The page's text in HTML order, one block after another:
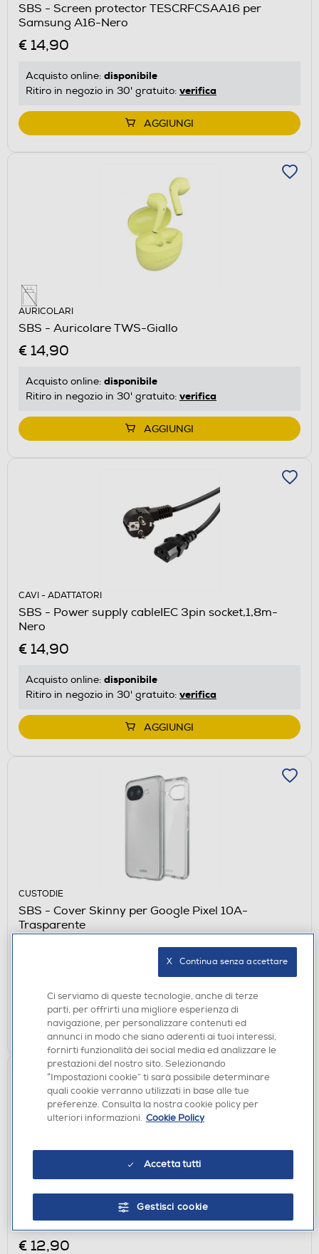
SBS - Screen protector TESCRFCSAA16 per
Samsung A16-Nero
€ 14,90
Acquisto online: disponibile
Ritiro in negozio in 30' gratuito: verifica
AGGIUNGI
AURICOLARI
SBS - Auricolare TWS-Giallo
€ 14,90
Acquisto online: disponibile
Ritiro in negozio in 30' gratuito: verifica
AGGIUNGI
CAVI - ADATTATORI
SBS - Power supply cableIEC 3pin socket,1,8m-
Nero
€ 14,90
Acquisto online: disponibile
Ritiro in negozio in 30' gratuito: verifica
AGGIUNGI
CUSTODIE
SBS - Cover Skinny per Google Pixel 10A-
Trasparente
Ritiro in negozio in 30' gratuito:verifica
AGGIUNGI
CUSTODIE
SBS - Cover Skinny per Honor 400 Pro-
Trasparente
€ 12,90
Ci serviamo di queste tecnologie, anche di terze
parti, per offrirti una migliore esperienza di
navigazione, per personalizzare contenuti ed
annunci in modo che siano aderenti ai tuoi interessi,
fornirti funzionalità dei social media ed analizzare le
prestazioni del nostro sito. Selezionando
“Impostazioni cookie” ti sarà possibile determinare
quali cookie verranno utilizzati in base alle tue
preferenze. Consulta la nostra cookie policy per
ulteriori informazioni. Cookie Policy
Accetta tutti
Gestisci cookie
X   Continua senza accettare